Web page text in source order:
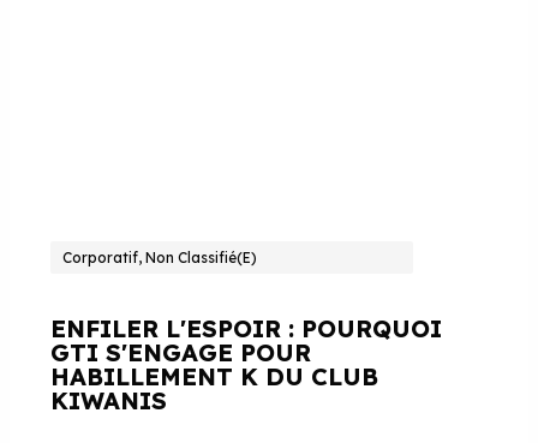
Corporatif, Non Classifié(e)
ENFILER L'ESPOIR : POURQUOI
GTI S'ENGAGE POUR
HABILLEMENT K DU CLUB
KIWANIS